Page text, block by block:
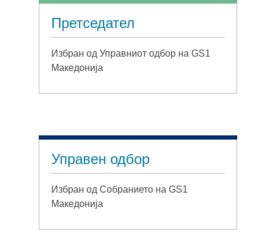
Претседател
Избран од Управниот одбор на GS1
Македонија
Управен одбор
Избран од Собранието на GS1
Македонија